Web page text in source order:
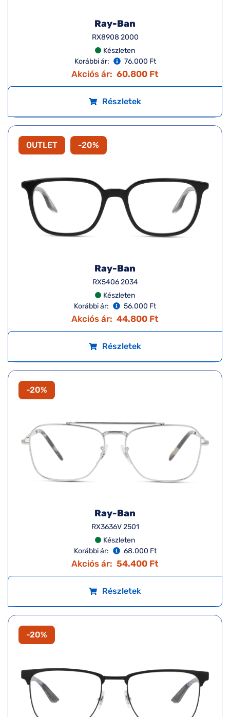
Ray-Ban
RX8908 2000
Készleten
Korábbi ár:
76.000 Ft
Akciós ár: 60.800 Ft
Részletek
OUTLET -20%
Ray-Ban
RX5406 2034
Készleten
Korábbi ár:
56.000 Ft
Akciós ár: 44.800 Ft
Részletek
-20%
Ray-Ban
RX3636V 2501
Készleten
Korábbi ár:
68.000 Ft
Akciós ár: 54.400 Ft
Részletek
-20%